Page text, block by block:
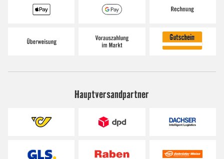
Hauptversandpartner